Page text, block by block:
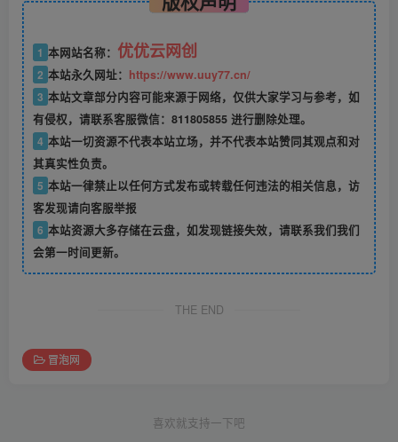
1 本网站名称： 优优云网创
2 本站永久网址： https://www.uuy77.cn/
3 本站文章部分内容可能来源于网络，仅供大家学习与参考，如
有侵权，请联系客服微信：811805855 进行删除处理。
4 本站一切资源不代表本站立场，并不代表本站赞同其观点和对
其真实性负责。
5 本站一律禁止以任何方式发布或转载任何违法的相关信息，访
客发现请向客服举报
6 本站资源大多存储在云盘，如发现链接失效，请联系我们我们
会第一时间更新。
THE END
冒泡网
喜欢就支持一下吧